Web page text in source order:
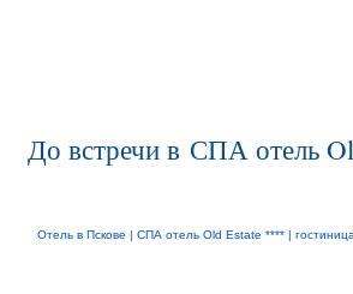
До встречи в СПА отель
Отель в Пскове | СПА отель Old Estate **** |